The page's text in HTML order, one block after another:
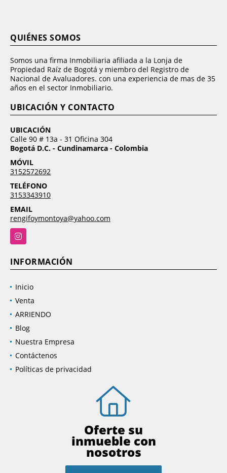
QUIÉNES SOMOS
Somos una firma Inmobiliaria afiliada a la Lonja de
Propiedad Raíz de Bogotá y miembro del Registro de
Nacional de Avaluadores. con una experiencia de mas de 35
años en el sector Inmobiliario.
UBICACIÓN Y CONTACTO
UBICACIÓN
Calle 90 # 13a - 31 Oficina 304
Bogotá D.C. - Cundinamarca - Colombia
MÓVIL
3152572692
TELÉFONO
3153343910
EMAIL
rengifoymontoya@yahoo.com
Instagram
INFORMACIÓN
Inicio
Venta
ARRIENDO
Blog
Nuestra Empresa
Contáctenos
Políticas de privacidad
Oferte su
inmueble con
nosotros